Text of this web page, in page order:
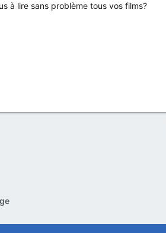
à lire sans problème tous vos films?